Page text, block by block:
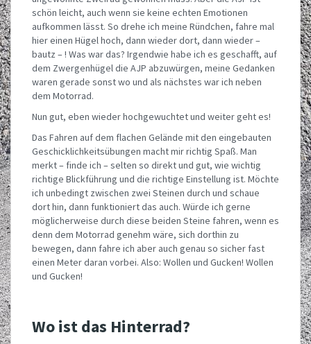
schön leicht, auch wenn sie keine echten Emotionen
aufkommen lässt. So drehe ich meine Ründchen, fahre mal
hier einen Hügel hoch, dann wieder dort, dann wieder –
bautz – ! Was war das? Irgendwie habe ich es geschafft, auf
dem Zwergenhügel die AJP abzuwürgen, meine Gedanken
waren gerade sonst wo und als nächstes war ich neben
dem Motorrad.
Nun gut, eben wieder hochgewuchtet und weiter geht es!
Das Fahren auf dem flachen Gelände mit den eingebauten
Geschicklichkeitsübungen macht mir richtig Spaß. Man
merkt – finde ich – selten so direkt und gut, wie wichtig
richtige Blickführung und die richtige Einstellung ist. Möchte
ich unbedingt zwischen zwei Steinen durch und schaue
dort hin, dann funktioniert das auch. Würde ich gerne
möglicherweise durch diese beiden Steine fahren, wenn es
denn dem Motorrad genehm wäre, sich dorthin zu
bewegen, dann fahre ich aber auch genau so sicher fast
einen Meter daran vorbei. Also: Wollen und Gucken! Wollen
und Gucken!
Wo ist das Hinterrad?